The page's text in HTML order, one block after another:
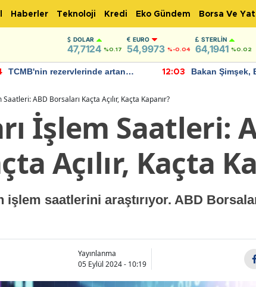
Haberler Teknoloji Kredi Eko Gündem Borsa Ve
DOLAR
47,7124 %0.17
EURO
54,9973 %-0.04
STERLIN
64,1941 %0.02
TCMB'nin rezervlerinde artan
12:03
Bakan Şimşek,
ABD Borsaları Kaçta Açılır, Kaçta Kapanır?
İşlem Saatleri:
Açılır, Kaçta
işlem saatlerini araştırıyor. ABD
Yayınlanma
05 Eylül 2024 - 10:19